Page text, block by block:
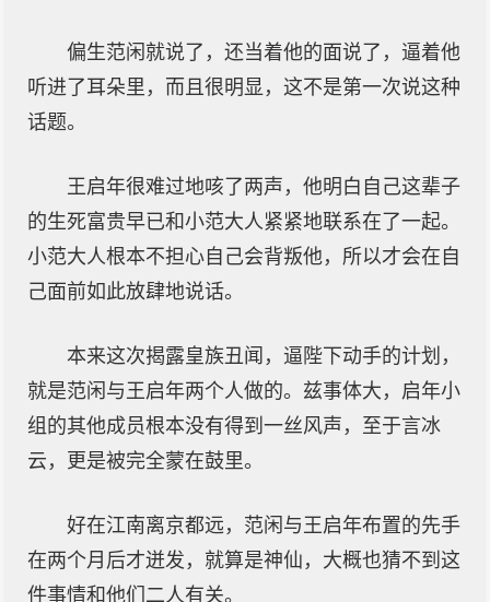
偏生范闲就说了，还当着他的面说了，逼着他
听进了耳朵里，而且很明显，这不是第一次说这种
话题。
王启年很难过地咳了两声，他明白自己这辈子
的生死富贵早已和小范大人紧紧地联系在了一起。
小范大人根本不担心自己会背叛他，所以才会在自
己面前如此放肆地说话。
本来这次揭露皇族丑闻，逼陛下动手的计划，
就是范闲与王启年两个人做的。兹事体大，启年小
组的其他成员根本没有得到一丝风声，至于言冰
云，更是被完全蒙在鼓里。
好在江南离京都远，范闲与王启年布置的先手
在两个月后才迸发，就算是神仙，大概也猜不到这
件事情和他们二人有关。